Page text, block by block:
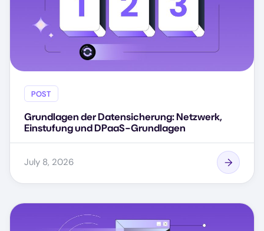
POST
Grundlagen der Datensicherung: Netzwerk,
Einstufung und DPaaS-Grundlagen
July 8, 2026